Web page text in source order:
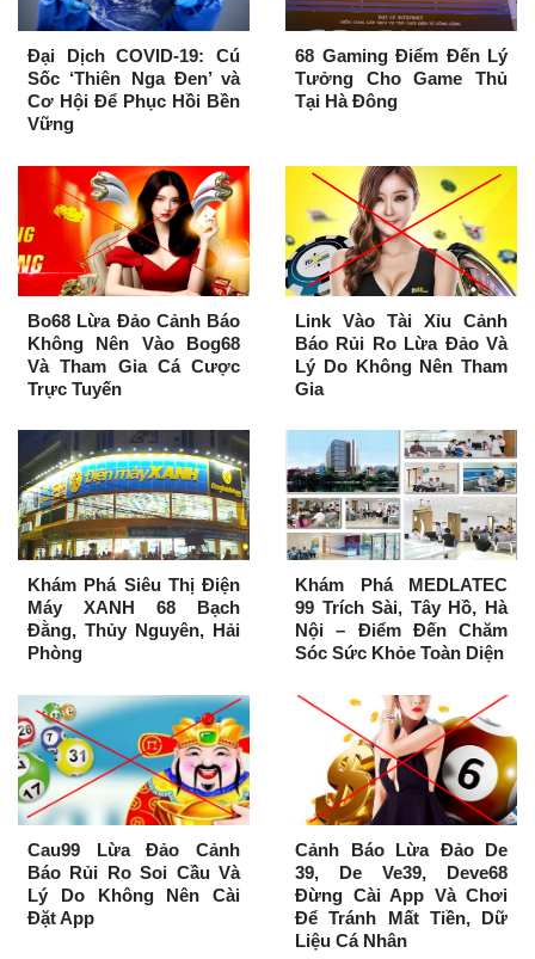
Đại Dịch COVID-19: Cú
Sốc ‘Thiên Nga Đen’ và
Cơ Hội Để Phục Hồi Bền
Vững
68 Gaming Điểm Đến Lý
Tưởng Cho Game Thủ
Tại Hà Đông
Bo68 Lừa Đảo Cảnh Báo
Không Nên Vào Bog68
Và Tham Gia Cá Cược
Trực Tuyến
Link Vào Tài Xỉu Cảnh
Báo Rủi Ro Lừa Đảo Và
Lý Do Không Nên Tham
Gia
Khám Phá Siêu Thị Điện
Máy XANH 68 Bạch
Đằng, Thủy Nguyên, Hải
Phòng
Khám Phá MEDLATEC
99 Trích Sài, Tây Hồ, Hà
Nội – Điểm Đến Chăm
Sóc Sức Khỏe Toàn Diện
Cau99 Lừa Đảo Cảnh
Báo Rủi Ro Soi Cầu Và
Lý Do Không Nên Cài
Đặt App
Cảnh Báo Lừa Đảo De
39, De Ve39, Deve68
Đừng Cài App Và Chơi
Để Tránh Mất Tiền, Dữ
Liệu Cá Nhân